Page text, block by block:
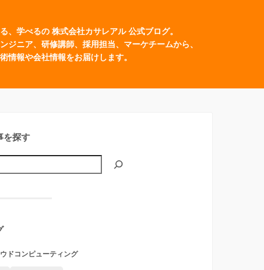
、学べるの 株式会社カサレアル 公式ブログ。
ジニア、研修講師、採用担当、マーケチームから、
情報や会社情報をお届けします。
を探す
ドコンピューティング